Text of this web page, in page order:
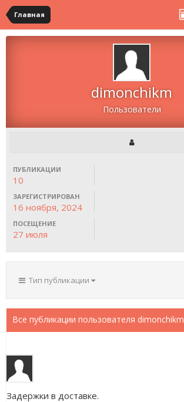
Главная
dimonchikm
Пользователи
ПУБЛИКАЦИИ
10
ЗАРЕГИСТРИРОВАН
16 ноября, 2024
ПОСЕЩЕНИЕ
27 июля
Тип публикации
Все публикации пользователя dimonchikm
Задержки в доставке.